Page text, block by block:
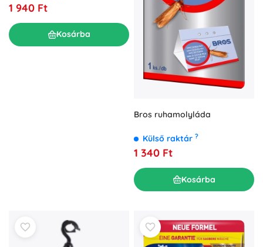
1 940 Ft
Kosárba
Bros ruhamolyláda
Külső raktár ?
1 340 Ft
Kosárba